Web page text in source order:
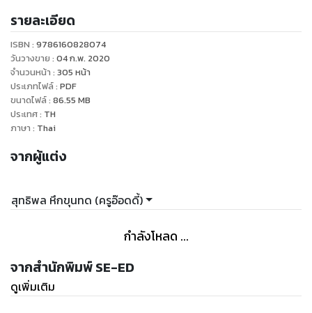
ในการทำข้อสอบพาร์ท vocabulary และ reading
comprehension อย่างได้ผล นอกจากนี้ยังมีแนวข้อสอบที่ทัน
สมัยและมีประสิทธิภาพมากกว่า 500 ข้อให้ฝึกฝน และเตรียมความ
พร้อมในสนามสอบต่างๆ ที่สาคัญ ไม่ว่าจะเป็นการสอบเรียนต่อ
รายละเอียด
ISBN : 9786160828074
วันวางขาย : 04 ก.พ. 2020
จำนวนหน้า : 305 หน้า
ประเภทไฟล์: PDF
ขนาดไฟล์: 86.55 MB
ประเทศ: TH
ภาษา : Thai
จากผู้แต่ง
สุทธิพล หึกขุนทด (ครูอ๊อดดี้)
กำลังโหลด ...
จากสำนักพิมพ์ SE-ED
ดูเพิ่มเติม